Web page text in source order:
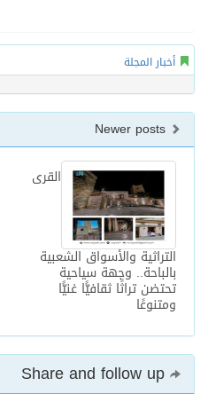
أخبار المجلة
القرى
التراثية والأسواق الشعبية
بالباحة.. وجهة سياحية
تحتضن تراثًا ثقافيًّا غنيًّا
ومتنوعًا